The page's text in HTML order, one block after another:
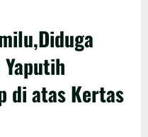
Yaputih
di atas Kertas